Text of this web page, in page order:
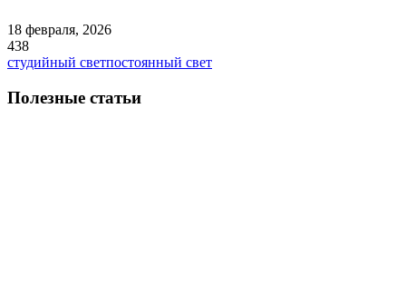
18 февраля, 2026
438
студийный светпостоянный свет
Полезные статьи